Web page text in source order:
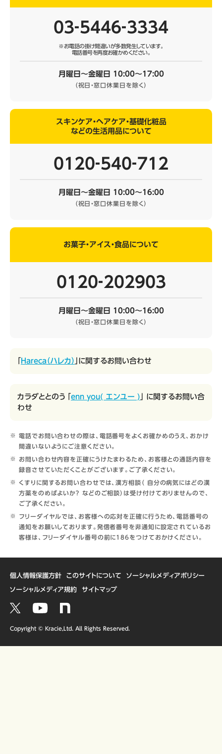
03‐5446‐3334
※お電話の掛け間違いが多数発生しています。
電話番号を再度お確かめください。
月曜日～金曜日 10:00～17:00
（祝日・窓口休業日を除く）
スキンケア・ヘアケア・基礎化粧品
などの生活用品について
0120‐540‐712
月曜日～金曜日 10:00～16:00
（祝日・窓口休業日を除く）
お菓子・アイス・食品について
0120‐202903
月曜日～金曜日 10:00～16:00
（祝日・窓口休業日を除く）
Hareca（ハレカ） 」に関するお問い合わせ
カラダととのう 「 enn you( エンユー ) 」 に関するお問い合
わせ
電話でお問い合わせの際は、電話番号をよくお確かめのうえ、おかけ
間違いないようにご注意ください。
お問い合わせ内容を正確にうけたまわるため、お客様との通話内容を
録音させていただくことがございます。ご了承ください。
くすりに関するお問い合わせでは、漢方相談（ 自分の病気にはどの漢
方薬をのめばよいか？ などのご相談）は受け付けておりませんので、
ご了承ください。
フリーダイヤルでは、お客様への応対を正確に行うため、電話番号の
通知をお願いしております。発信者番号を非通知に設定されているお
客様は、フリーダイヤル番号の前に186をつけておかけください。
個人情報保護方針 このサイトについて ソーシャルメディアポリシー
ソーシャルメディア規約 サイトマップ
Copyright © Kracie,Ltd. All Rights Reserved.